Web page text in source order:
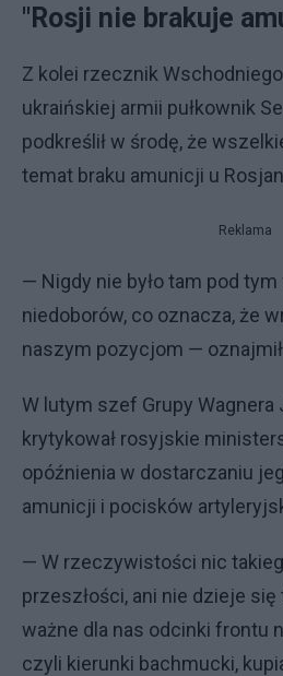
"Rosji nie brakuje
Z kolei rzecznik
ukraińskiej armii pułkownik
podkreślił w środę, że
temat braku amunicji u
Reklama
— Nigdy nie było tam pod
niedoborów, co oznacza, że
naszym pozycjom — oznajmił
W lutym szef Grupy
krytykował rosyjskie
opóźnienia w dostarczaniu
amunicji i pocisków
— W rzeczywistości nic
przeszłości, ani nie dzieje
ważne dla nas odcinki frontu
czyli kierunki bachmucki,